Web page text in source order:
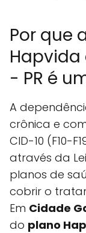
Por que
- PR é
A
crônica e
CID-10 (F10-
através da
planos de
cobrir o
Em Cidade
do plano